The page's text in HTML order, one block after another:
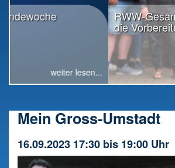
RWW-Gesamttreffen: Radio
die Vorbereitung gestartet
Mein Gross-Umstadt
16.09.2023 17:30 bis 19:00 Uhr